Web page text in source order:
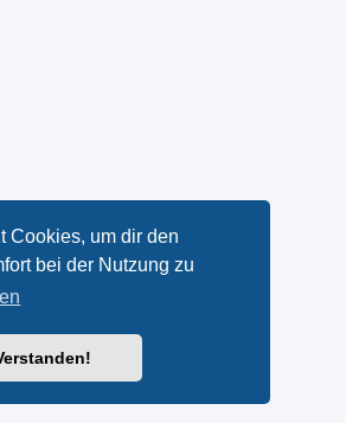
Cookies, um dir den
bei der Nutzung zu